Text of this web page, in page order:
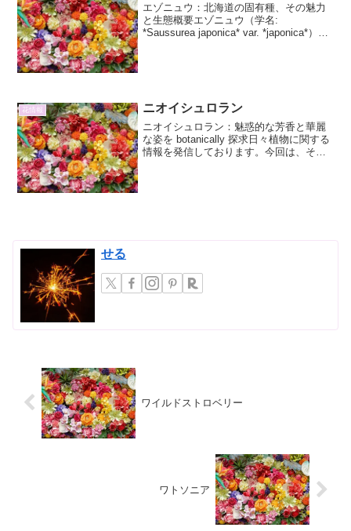
エゾニュウ：北海道の固有種、その魅力
と生態概要エゾニュウ（学名:
*Saussurea japonica* var. *japonica*）
花情報 ニオイシュロラン
ニオイシュロラン：魅惑的な芳香と華麗
な姿を botanically 探求日々植物に関する
情報を発信しております。今回は、その
せる
ワイルドストロベリー
ワトソニア